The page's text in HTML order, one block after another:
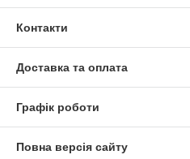
Контакти
Доставка та оплата
Графік роботи
Повна версія сайту